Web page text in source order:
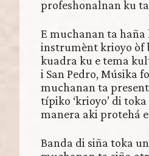
profeshonalnan ku
E muchanan ta
instrumènt krioyo òf
kuadra ku e tema
i San Pedro, Músika
muchanan ta
típiko ‘krioyo’ di
manera aki protehá
Banda di siña toka